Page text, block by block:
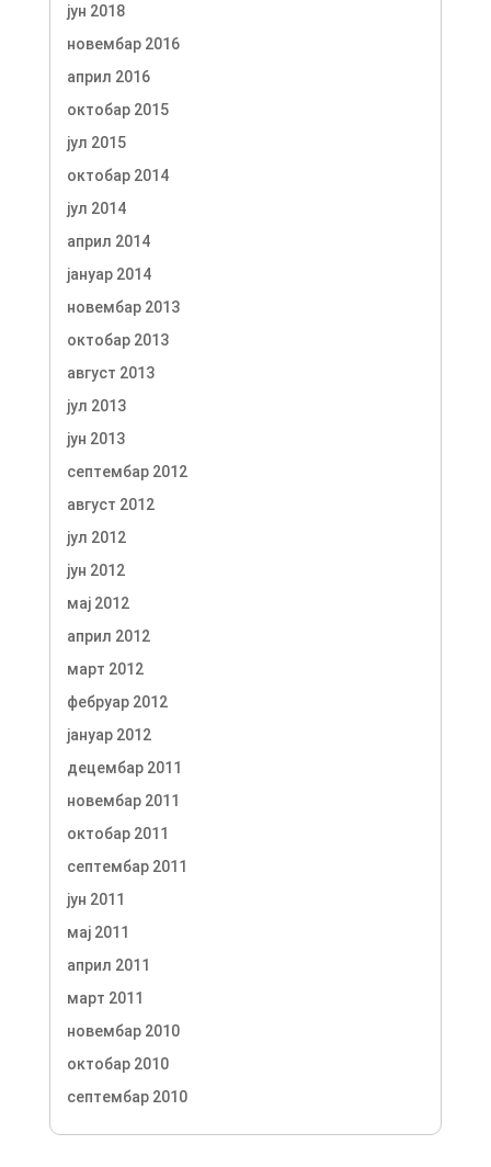
јун 2018
новембар 2016
април 2016
октобар 2015
јул 2015
октобар 2014
јул 2014
април 2014
јануар 2014
новембар 2013
октобар 2013
август 2013
јул 2013
јун 2013
септембар 2012
август 2012
јул 2012
јун 2012
мај 2012
април 2012
март 2012
фебруар 2012
јануар 2012
децембар 2011
новембар 2011
октобар 2011
септембар 2011
јун 2011
мај 2011
април 2011
март 2011
новембар 2010
октобар 2010
септембар 2010